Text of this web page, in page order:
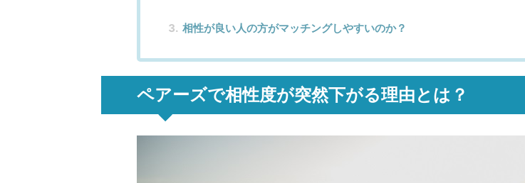
相性が良い人の方がマッチングしやすいのか？
ペアーズで相性度が突然下がる理由とは？